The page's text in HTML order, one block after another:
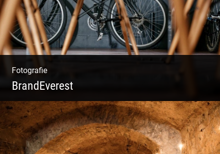
Fotografie
BrandEverest
Kommunikationsfotografie | Branding mit
Bildwelten | Markenerlebnisse | Corporate
Design